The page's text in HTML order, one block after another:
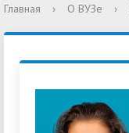
Главная › О ВУЗе ›